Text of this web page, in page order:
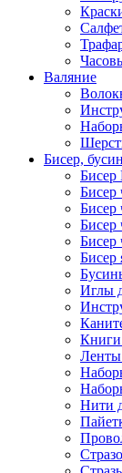
Валяние
Бисер,
Бисер
Бисер
Бисер
Бисер
Бисер
Бисер
Иглы
Книги
Нити